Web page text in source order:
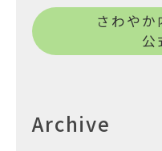
さわやか
公
Archive